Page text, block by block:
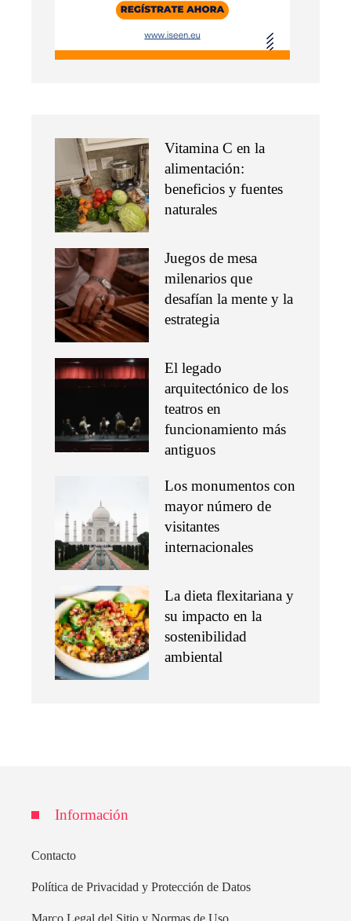
Vitamina C en la
alimentación:
beneficios y fuentes
naturales
Juegos de mesa
milenarios que
desafían la mente y la
estrategia
El legado
arquitectónico de los
teatros en
funcionamiento más
antiguos
Los monumentos con
mayor número de
visitantes
internacionales
La dieta flexitariana y
su impacto en la
sostenibilidad
ambiental
Información
Contacto
Política de Privacidad y Protección de Datos